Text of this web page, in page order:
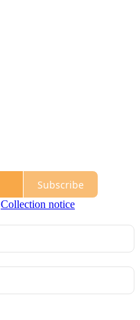
Subscribe
Collection notice